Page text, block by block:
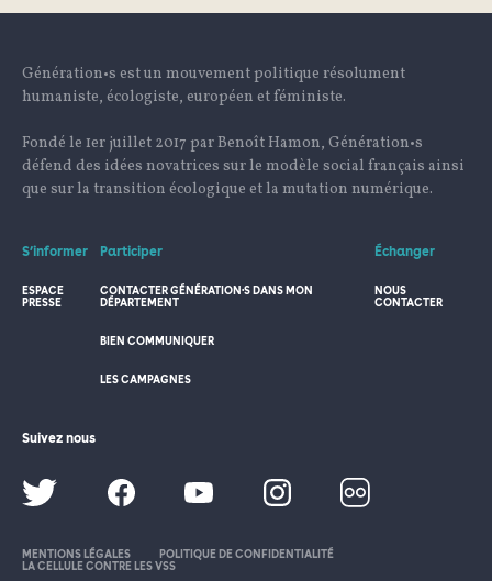
Génération•s est un mouvement politique résolument
humaniste, écologiste, européen et féministe.
Fondé le 1er juillet 2017 par Benoît Hamon, Génération•s
défend des idées novatrices sur le modèle social français ainsi
que sur la transition écologique et la mutation numérique.
S’informer
ESPACE
PRESSE
Participer
CONTACTER GÉNÉRATION·S DANS MON
DÉPARTEMENT
BIEN COMMUNIQUER
LES CAMPAGNES
Échanger
NOUS
CONTACTER
Suivez nous
MENTIONS LÉGALES
POLITIQUE DE CONFIDENTIALITÉ
LA CELLULE CONTRE LES VSS